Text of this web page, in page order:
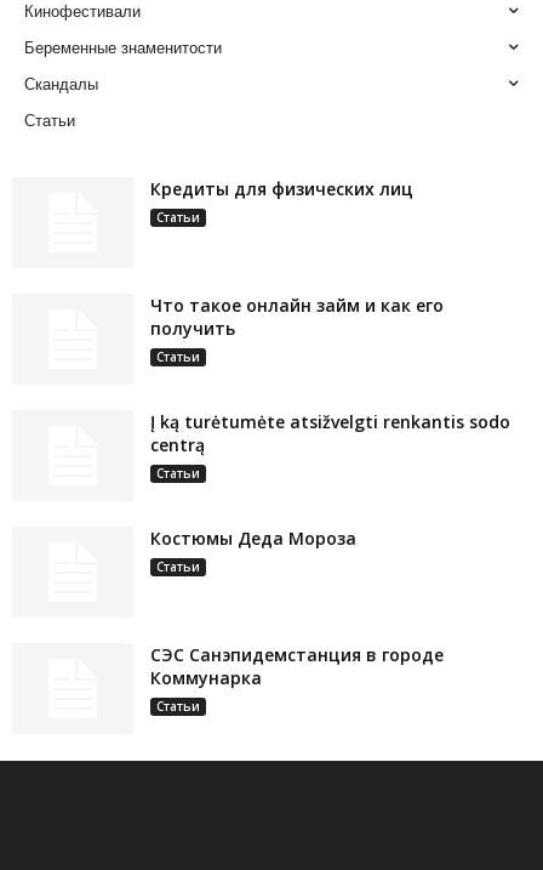
Кинофестивали
Беременные знаменитости
Скандалы
Статьи
Кредиты для физических лиц
Статьи
Что такое онлайн займ и как его
получить
Статьи
Į ką turėtumėte atsižvelgti renkantis sodo
centrą
Статьи
Костюмы Деда Мороза
Статьи
СЭС Санэпидемстанция в городе
Коммунарка
Статьи